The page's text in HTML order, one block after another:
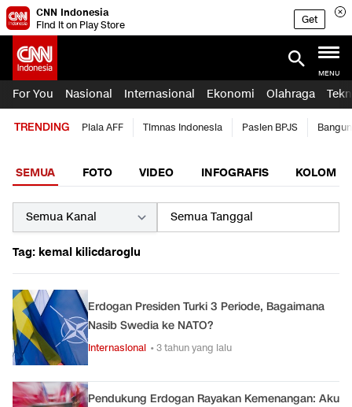
CNN Indonesia
Find it on Play Store
Get
MENU
For You Nasional Internasional Ekonomi Olahraga
TRENDING Piala AFF Timnas Indonesia Pasien BPJS
SEMUA FOTO VIDEO INFOGRAFIS KOLOM
Tag: kemal kilicdaroglu
Erdogan Presiden Turki 3 Periode, Bagaimana
Nasib Swedia ke NATO?
Internasional • 3 tahun yang lalu
Pendukung Erdogan Rayakan Kemenangan: Aku